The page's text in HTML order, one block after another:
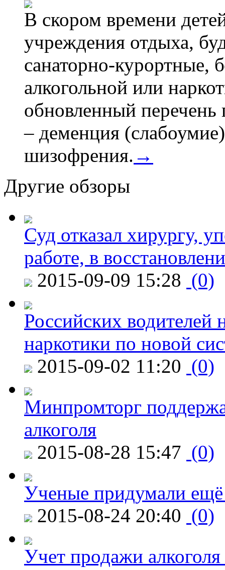
В скором времени
учреждения отдыха,
санаторно-курортные,
алкогольной или
обновленный
– деменция
шизофрения. →
Другие обзоры
Суд отказал хирургу,
работе, в
2015-09-09 15:28 (0)
Российских водителей
наркотики по новой
2015-09-02 11:20 (0)
Минпромторг
алкоголя
2015-08-28 15:47 (0)
Ученые придумали ещё
2015-08-24 20:40 (0)
Учет продажи